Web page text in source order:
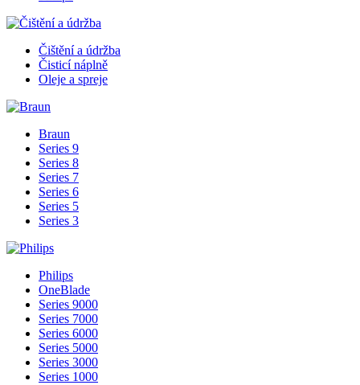
Čištění a údržba
Čisticí náplně
Oleje a spreje
Braun
Series 9
Series 8
Series 7
Series 6
Series 5
Series 3
Philips
OneBlade
Series 9000
Series 7000
Series 6000
Series 5000
Series 3000
Series 1000